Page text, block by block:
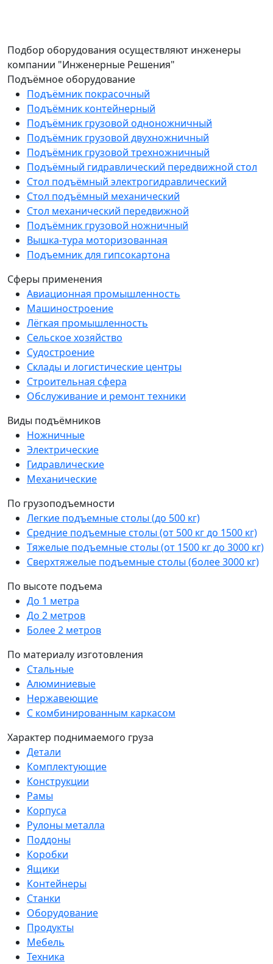
Подбор оборудования осуществляют инженеры
компании "Инженерные Решения"
Подъёмное оборудование
Подъёмник покрасочный
Подъёмник контейнерный
Подъёмник грузовой одноножничный
Подъёмник грузовой двухножничный
Подъёмник грузовой трехножничный
Подъёмный гидравлический передвижной стол
Стол подъёмный электрогидравлический
Стол подъёмный механический
Стол механический передвижной
Подъёмник грузовой ножничный
Вышка-тура моторизованная
Подъемник для гипсокартона
Сферы применения
Авиационная промышленность
Машиностроение
Лёгкая промышленность
Сельское хозяйство
Судостроение
Склады и логистические центры
Строительная сфера
Обслуживание и ремонт техники
Виды подъёмников
Ножничные
Электрические
Гидравлические
Механические
По грузоподъемности
Легкие подъемные столы (до 500 кг)
Средние подъемные столы (от 500 кг до 1500 кг)
Тяжелые подъемные столы (от 1500 кг до 3000 кг)
Сверхтяжелые подъемные столы (более 3000 кг)
По высоте подъема
До 1 метра
До 2 метров
Более 2 метров
По материалу изготовления
Стальные
Алюминиевые
Нержавеющие
С комбинированным каркасом
Характер поднимаемого груза
Детали
Комплектующие
Конструкции
Рамы
Корпуса
Рулоны металла
Поддоны
Коробки
Ящики
Контейнеры
Станки
Оборудование
Продукты
Мебель
Техника